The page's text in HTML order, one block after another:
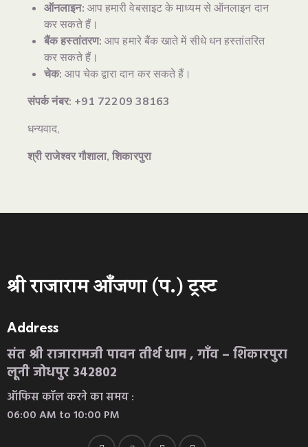
ऑनलाइन: आप हमारी वेबसाइट के माध्यम से ऑनलाइन दान
कर सकते हैं।
बैंक हस्तांतरण: आप हमारे बैंक खाते में सीधे धन हस्तांतरित
कर सकते हैं।
चेक: आप चेक द्वारा दान कर सकते हैं।
संपर्क नंबर: +91 72209 38163
धन्यवाद,
श्री राजेश्वर गौशाला, शिकारपुरा
श्री राजाराम आँजणा (प.) ट्रस्ट
Address
संत श्री राजारामजी पावन तीर्थ धाम , गाँव – शिकारपुरा
लूनी जोधपुर 342802
ऑफिस कॉल करने का समय :
06:00 AM to 10:00 PM